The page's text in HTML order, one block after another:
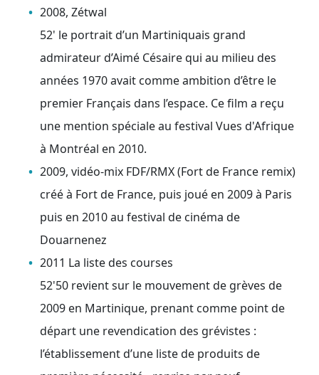
2008, Zétwal
52' le portrait d’un Martiniquais grand
admirateur d’Aimé Césaire qui au milieu des
années 1970 avait comme ambition d’être le
premier Français dans l’espace. Ce film a reçu
une mention spéciale au festival Vues d'Afrique
à Montréal en 2010.
2009, vidéo-mix FDF/RMX (Fort de France remix)
créé à Fort de France, puis joué en 2009 à Paris
puis en 2010 au festival de cinéma de
Douarnenez
2011 La liste des courses
52'50 revient sur le mouvement de grèves de
2009 en Martinique, prenant comme point de
départ une revendication des grévistes :
l’établissement d’une liste de produits de